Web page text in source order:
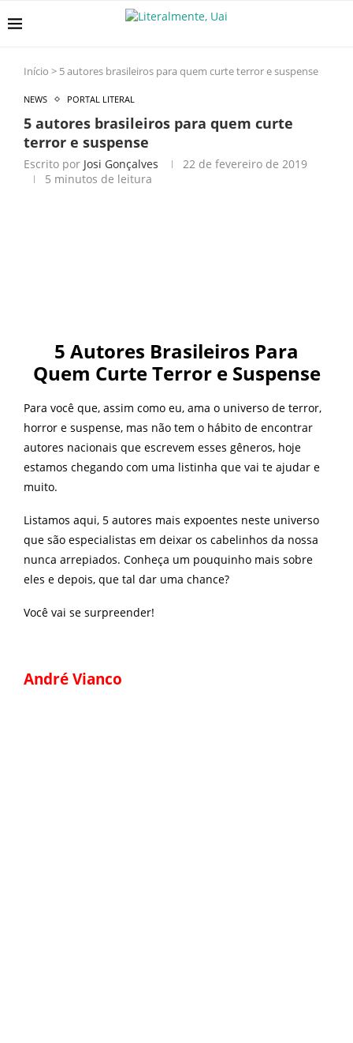
Início > 5 autores brasileiros para quem curte terror e suspense
NEWS PORTAL LITERAL
5 autores brasileiros para quem curte
terror e suspense
Escrito por Josi Gonçalves
22 de fevereiro de 2019
5 minutos de leitura
5 Autores Brasileiros Para
Quem Curte Terror e Suspense
Para você que, assim como eu, ama o universo de terror,
horror e suspense, mas não tem o hábito de encontrar
autores nacionais que escrevem esses gêneros, hoje
estamos chegando com uma listinha que vai te ajudar e
muito.
Listamos aqui, 5 autores mais expoentes neste universo
que são especialistas em deixar os cabelinhos da nossa
nunca arrepiados. Conheça um pouquinho mais sobre
eles e depois, que tal dar uma chance?
Você vai se surpreender!
André Vianco